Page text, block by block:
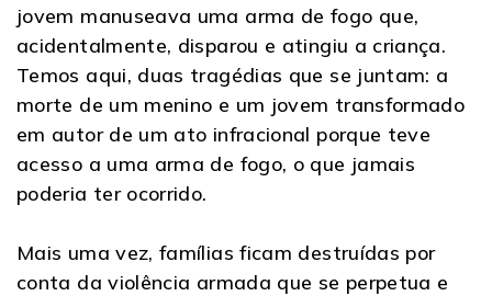
jovem manuseava uma arma de fogo que,
acidentalmente, disparou e atingiu a criança.
Temos aqui, duas tragédias que se juntam: a
morte de um menino e um jovem transformado
em autor de um ato infracional porque teve
acesso a uma arma de fogo, o que jamais
poderia ter ocorrido.
Mais uma vez, famílias ficam destruídas por
conta da violência armada que se perpetua e